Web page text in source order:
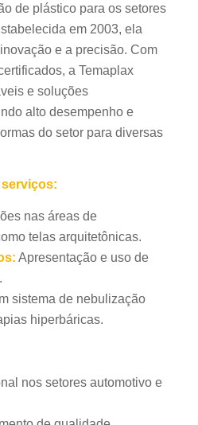
de plástico para os setores
em 2003, ela
e a precisão. Com
a Temaplax
e soluções
alto desempenho e
do setor para diversas
nas áreas de
telas arquitetônicas.
Apresentação e uso de
sistema de nebulização
hiperbáricas.
nos setores automotivo e